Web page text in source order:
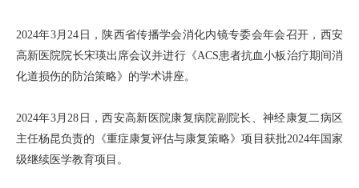
2024年3月24日，陕西省传播学会消化内镜专委会年会召开，西安
高新医院院长宋瑛出席会议并进行《ACS患者抗血小板治疗期间消
化道损伤的防治策略》的学术讲座。
2024年3月28日，西安高新医院康复病院副院长、神经康复二病区
主任杨昆负责的《重症康复评估与康复策略》项目获批2024年国家
级继续医学教育项目。